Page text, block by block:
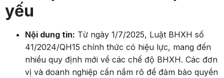
yếu
Nội dung tin: Từ ngày 1/7/2025, Luật BHXH số
41/2024/QH15 chính thức có hiệu lực, mang đến
nhiều quy định mới về các chế độ BHXH. Các đơn
vị và doanh nghiệp cần nắm rõ để đảm bảo quyền